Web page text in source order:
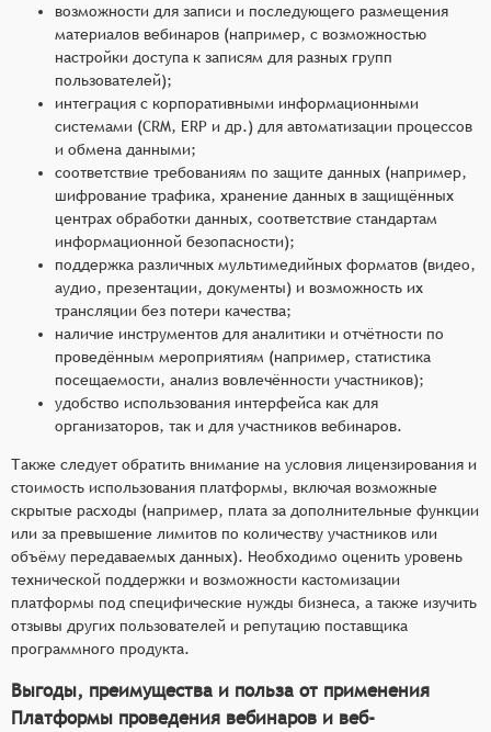
возможности для записи и последующего размещения
материалов вебинаров (например, с возможностью
настройки доступа к записям для разных групп
пользователей);
интеграция с корпоративными информационными
системами (CRM, ERP и др.) для автоматизации процессов
и обмена данными;
соответствие требованиям по защите данных (например,
шифрование трафика, хранение данных в защищённых
центрах обработки данных, соответствие стандартам
информационной безопасности);
поддержка различных мультимедийных форматов (видео,
аудио, презентации, документы) и возможность их
трансляции без потери качества;
наличие инструментов для аналитики и отчётности по
проведённым мероприятиям (например, статистика
посещаемости, анализ вовлечённости участников);
удобство использования интерфейса как для
организаторов, так и для участников вебинаров.
Также следует обратить внимание на условия лицензирования и
стоимость использования платформы, включая возможные
скрытые расходы (например, плата за дополнительные функции
или за превышение лимитов по количеству участников или
объёму передаваемых данных). Необходимо оценить уровень
технической поддержки и возможности кастомизации
платформы под специфические нужды бизнеса, а также изучить
отзывы других пользователей и репутацию поставщика
программного продукта.
Выгоды, преимущества и польза от применения
Платформы проведения вебинаров и веб-